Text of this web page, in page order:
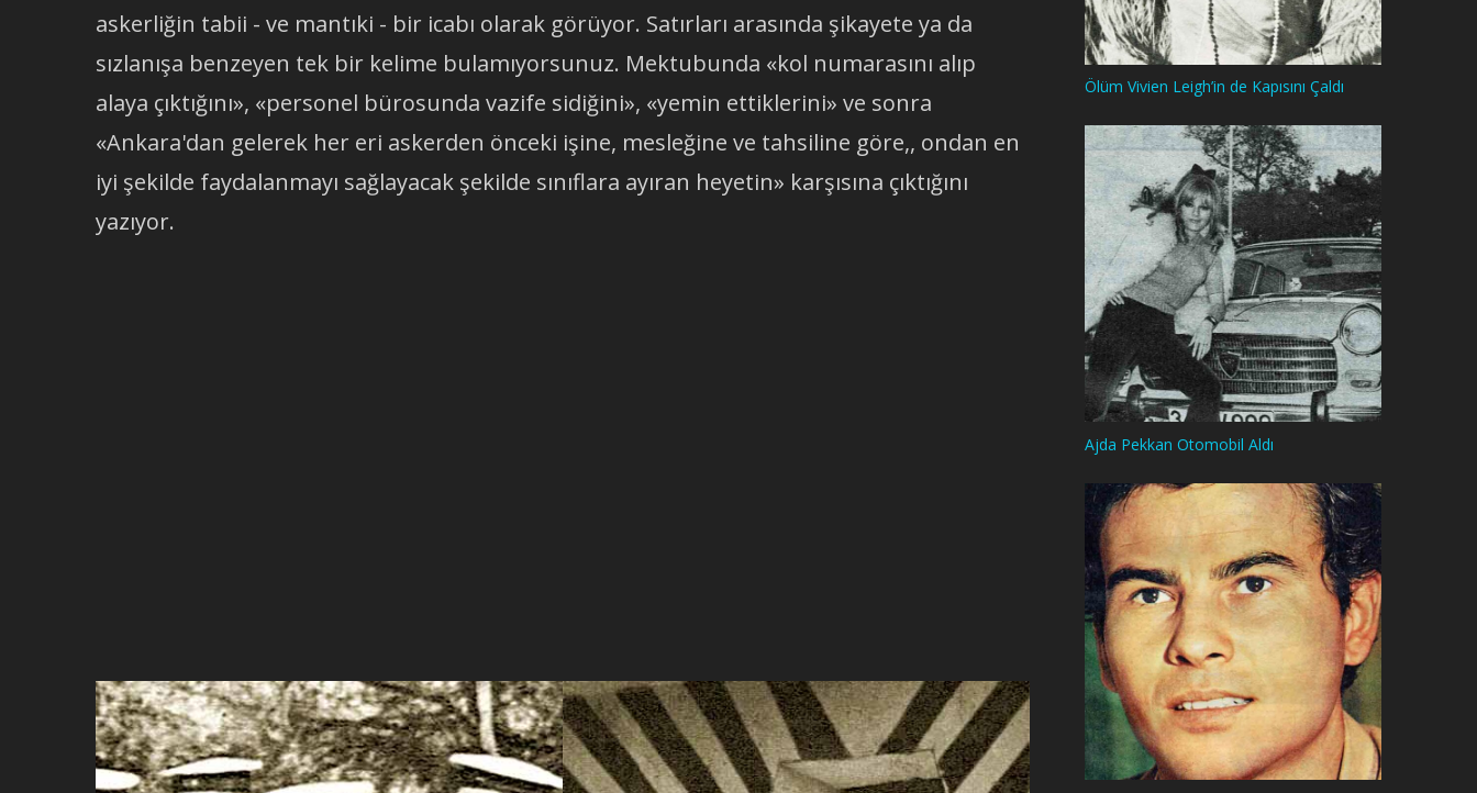
askerliğin tabii - ve mantıki - bir icabı olarak görüyor. Satırları arasında şikayete ya da
sızlanışa benzeyen tek bir kelime bulamıyorsunuz. Mektubunda «kol numarasını alıp
alaya çıktığını», «personel bürosunda vazife sidiğini», «yemin ettiklerini» ve sonra
«Ankara'dan gelerek her eri askerden önceki işine, mesleğine ve tahsiline göre,, ondan en
iyi şekilde faydalanmayı sağlayacak şekilde sınıflara ayıran heyetin» karşısına çıktığını
yazıyor.
Ölüm Vivien Leigh’in de Kapısını Çaldı
Ajda Pekkan Otomobil Aldı